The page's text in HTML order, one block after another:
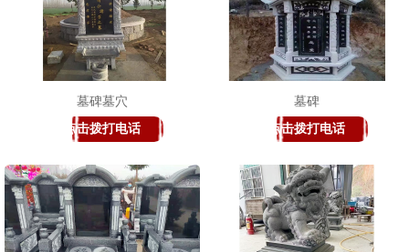
1
墓碑墓穴
点击拨打电话
墓碑
点击拨打电话